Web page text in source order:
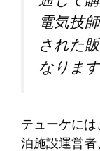
電気技
された
なりま
テューケに
泊施設運営